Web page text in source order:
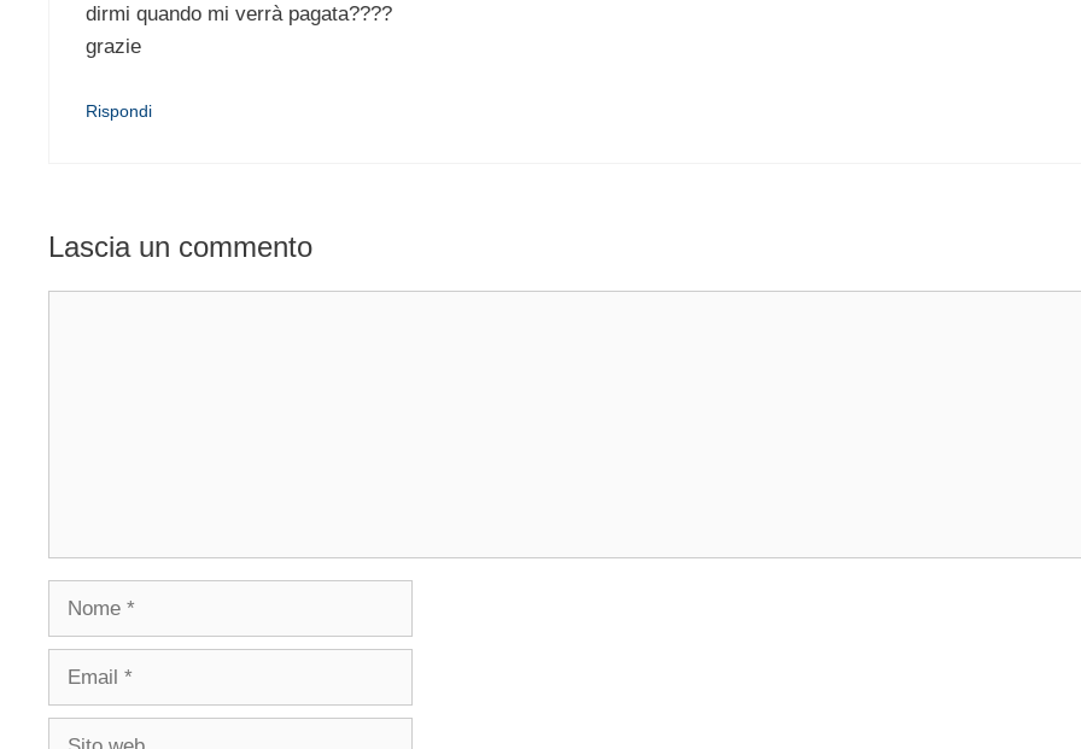
dirmi quando mi verrà pagata????
grazie
Rispondi
Lascia un commento
Nome
Email
Sito